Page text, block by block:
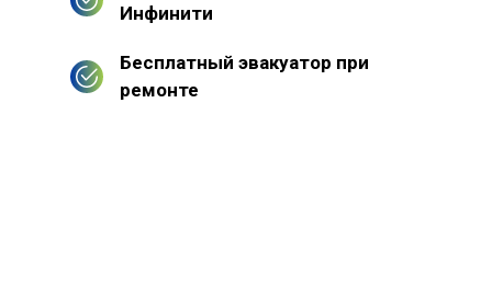
Инфинити
Бесплатный эвакуатор при
ремонте